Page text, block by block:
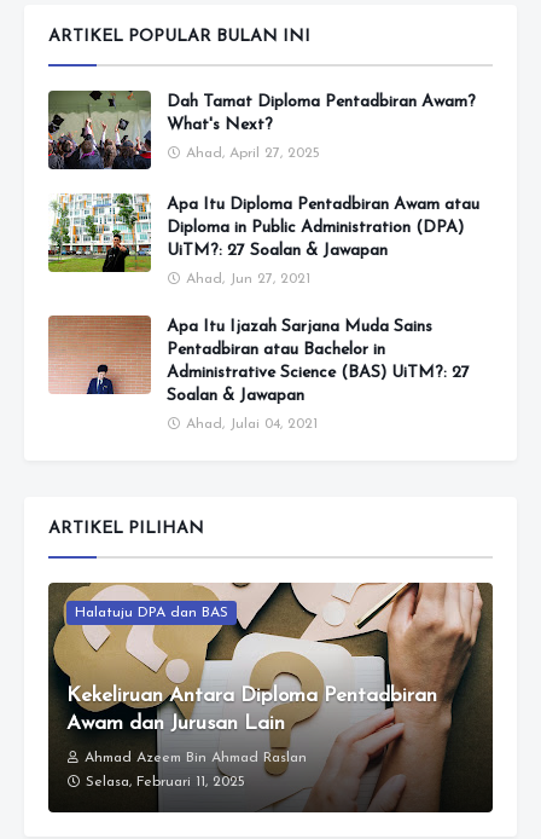
ARTIKEL POPULAR BULAN INI
Dah Tamat Diploma Pentadbiran Awam?
What's Next?
Ahad, April 27, 2025
Apa Itu Diploma Pentadbiran Awam atau
Diploma in Public Administration (DPA)
UiTM?: 27 Soalan & Jawapan
Ahad, Jun 27, 2021
Apa Itu Ijazah Sarjana Muda Sains
Pentadbiran atau Bachelor in
Administrative Science (BAS) UiTM?: 27
Soalan & Jawapan
Ahad, Julai 04, 2021
ARTIKEL PILIHAN
Halatuju DPA dan BAS
Kekeliruan Antara Diploma Pentadbiran
Awam dan Jurusan Lain
Ahmad Azeem Bin Ahmad Raslan
Selasa, Februari 11, 2025